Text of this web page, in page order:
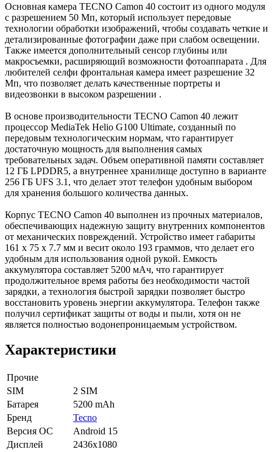
Основная камера TECNO Camon 40 состоит из одного модуля
с разрешением 50 Мп, который использует передовые
технологии обработки изображений, чтобы создавать четкие и
детализированные фотографии даже при слабом освещении.
Также имеется дополнительный сенсор глубины или
макросъемки, расширяющий возможности фотоаппарата . Для
любителей селфи фронтальная камера имеет разрешение 32
Мп, что позволяет делать качественные портреты и
видеозвонки в высоком разрешении .
В основе производительности TECNO Camon 40 лежит
процессор MediaTek Helio G100 Ultimate, созданный по
передовым технологическим нормам, что гарантирует
достаточную мощность для выполнения самых
требовательных задач. Объем оперативной памяти составляет
12 ГБ LPDDR5, а внутреннее хранилище доступно в варианте
256 ГБ UFS 3.1, что делает этот телефон удобным выбором
для хранения большого количества данных.
Корпус TECNO Camon 40 выполнен из прочных материалов,
обеспечивающих надежную защиту внутренних компонентов
от механических повреждений. Устройство имеет габариты
161 x 75 x 7.7 мм и весит около 193 граммов, что делает его
удобным для использования одной рукой. Емкость
аккумулятора составляет 5200 мАч, что гарантирует
продолжительное время работы без необходимости частой
зарядки, а технология быстрой зарядки позволяет быстро
восстановить уровень энергии аккумулятора. Телефон также
получил сертификат защиты от воды и пыли, хотя он не
является полностью водонепроницаемым устройством.
Характеристики
Прочие
SIM
2 SIM
Батарея
5200 mAh
Бренд
Tecno
Версия ОС
Android 15
Дисплей
2436x1080